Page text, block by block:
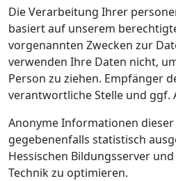
Die Verarbeitung Ihrer
basiert auf unserem
vorgenannten Zwecken zur
verwenden Ihre Daten nicht,
Person zu ziehen. Empfänger
verantwortliche Stelle und ggf.
Anonyme Informationen
gegebenenfalls statistisch
Hessischen Bildungsserver
Technik zu optimieren.